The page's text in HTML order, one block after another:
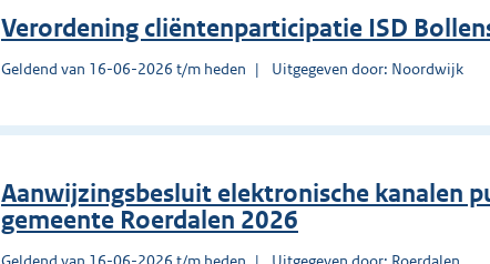
Verordening cliëntenparticipatie ISD
Geldend van 16-06-2026 t/m heden Uitgegeven door: Noordwijk
Aanwijzingsbesluit elektronische kanalen
gemeente Roerdalen 2026